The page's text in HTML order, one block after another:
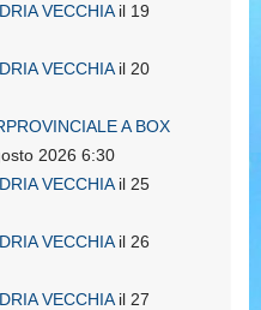
VECCHIAil 19
VECCHIAil 20
A BOX
2026 6:30
VECCHIAil 25
VECCHIAil 26
VECCHIAil 27